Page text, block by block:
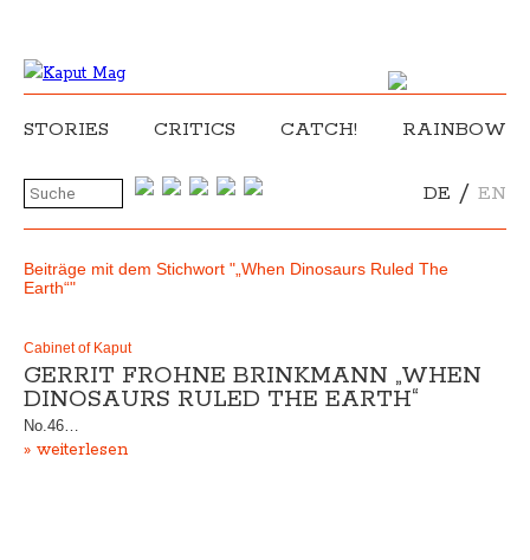
STORIES CRITICS CATCH! RAINBOW
DE / EN
Beiträge mit dem Stichwort "„When Dinosaurs Ruled The
Earth“"
Cabinet of Kaput
GERRIT FROHNE BRINKMANN „WHEN
DINOSAURS RULED THE EARTH“
No.46…
» weiterlesen